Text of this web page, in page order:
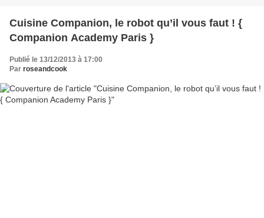
Cuisine Companion, le robot qu’il vous faut ! {
Companion Academy Paris }
Publié le 13/12/2013 à 17:00
Par roseandcook